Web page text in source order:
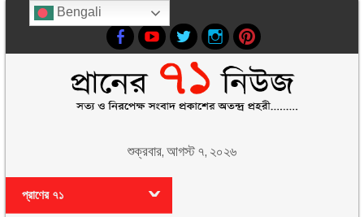
শুক্রবার, আগস্ট ৭, ২০২৬
প্রাণের ৭১
Bengali